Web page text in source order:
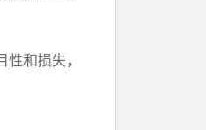
和损失，